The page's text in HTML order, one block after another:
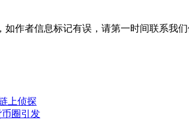
作者信息标记有误，请第一时间联系我们
上侦探
币圈引发